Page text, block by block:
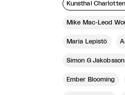
Kunsthal
Mike Mac-Leod
Maria Lepistö
Simon G Jakobsson
Ember Blooming